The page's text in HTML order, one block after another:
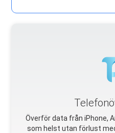
Överför data från iPhone,
som helst utan förlust